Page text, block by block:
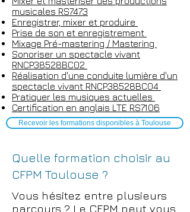
musicales RS7473
Enregistrer, mixer et produire
Prise de son et enregistrement
Mixage Pré-mastering / Mastering
Sonoriser un spectacle vivant
RNCP38528BC02
Réalisation d'une conduite lumière d'un
spectacle vivant RNCP38528BC04
Pratiquer les musiques actuelles
Certification en anglais LTE RS7106
Recevoir les formations disponibles à Toulouse
Quelle formation choisir au
CFPM Toulouse ?
Vous hésitez entre plusieurs
parcours ? Le CFPM peut vous